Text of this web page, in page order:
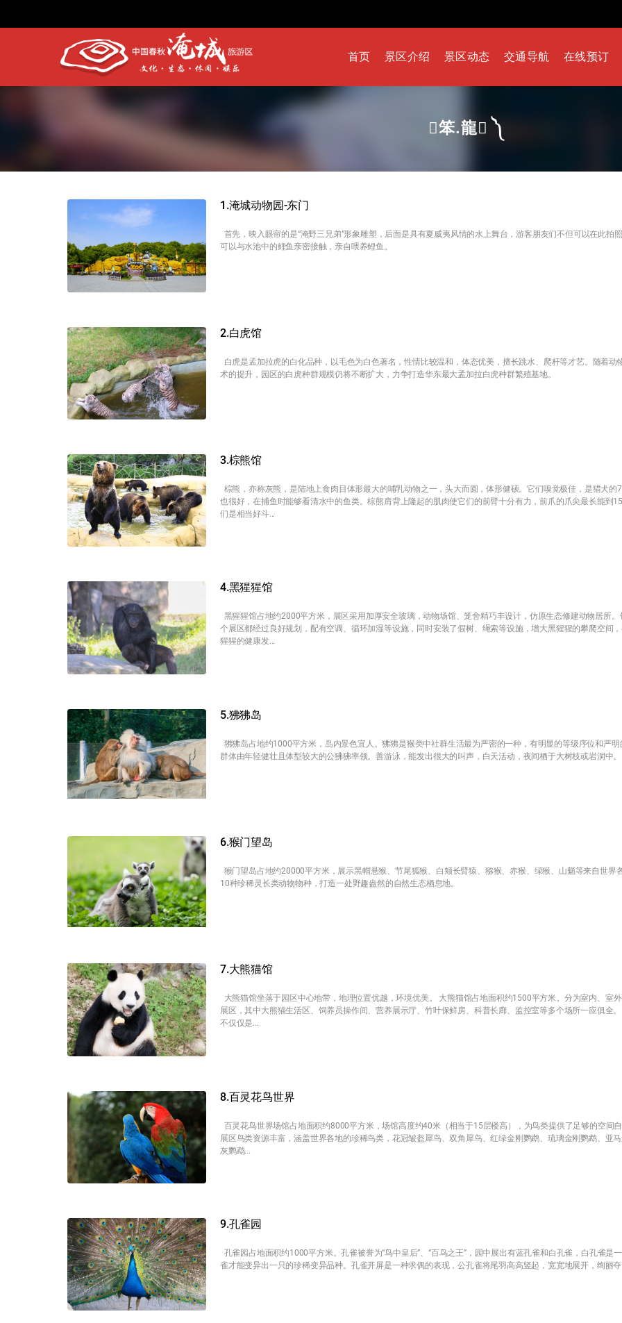
首页 景区介绍 景区动态 交通导航 在线预订
笨.龍 ༽
1.淹城动物园-东门
首先，映入眼帘的是“淹野三兄弟”形象雕塑，后面是具有夏威夷风情的水上舞台，游客朋友们不但可以在此拍
可以与水池中的鲤鱼亲密接触，亲自喂养鲤鱼。
2.白虎馆
白虎是孟加拉虎的白化品种，以毛色为白色著名，性情比较温和，体态优美，擅长跳水、爬杆等才艺。随着动
术的提升，园区的白虎种群规模仍将不断扩大，力争打造华东最大孟加拉白虎种群繁殖基地。
3.棕熊馆
棕熊，亦称灰熊，是陆地上食肉目体形最大的哺乳动物之一，头大而圆，体形健硕。它们嗅觉极佳，是猎犬的
也很好，在捕鱼时能够看清水中的鱼类。棕熊肩背上隆起的肌肉使它们的前臂十分有力，前爪的爪尖最长能到15
们是相当好斗...
4.黑猩猩馆
黑猩猩馆占地约2000平方米，展区采用加厚安全玻璃，动物场馆、笼舍精巧丰设计，仿原生态修建动物居所。
个展区都经过良好规划，配有空调、循环加湿等设施，同时安装了假树、绳索等设施，增大黑猩猩的攀爬空间，
猩猩的健康发...
5.狒狒岛
狒狒岛占地约1000平方米，岛内景色宜人。狒狒是猴类中社群生活最为严密的一种，有明显的等级序位和严明
群体由年轻健壮且体型较大的公狒狒率领。善游泳，能发出很大的叫声，白天活动，夜间栖于大树枝或岩洞中。
6.猴门望岛
猴门望岛占地约20000平方米，展示黑帽悬猴、节尾狐猴、白颊长臂猿、猕猴、赤猴、绿猴、山魈等来自世界
10种珍稀灵长类动物物种，打造一处野趣盎然的自然生态栖息地。
7.大熊猫馆
大熊猫馆坐落于园区中心地带，地理位置优越，环境优美。 大熊猫馆占地面积约1500平方米。分为室内、室
展区，其中大熊猫生活区、饲养员操作间、营养展示厅、竹叶保鲜房、科普长廊、监控室等多个场所一应俱全。
不仅仅是...
8.百灵花鸟世界
百灵花鸟世界场馆占地面积约8000平方米，场馆高度约40米（相当于15层楼高），为鸟类提供了足够的空间自
展区鸟类资源丰富，涵盖世界各地的珍稀鸟类，花冠皱盔犀鸟、双角犀鸟、红绿金刚鹦鹉、琉璃金刚鹦鹉、亚马
灰鹦鹉...
9.孔雀园
孔雀园占地面积约1000平方米。孔雀被誉为“鸟中皇后”、“百鸟之王”，园中展出有蓝孔雀和白孔雀，白孔雀是
雀才能变异出一只的珍稀变异品种。孔雀开屏是一种求偶的表现，公孔雀将尾羽高高竖起，宽宽地展开，绚丽夺